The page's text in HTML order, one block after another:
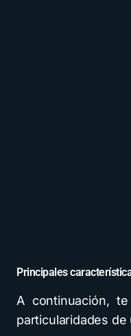
Principales
A continuación,
particularidades